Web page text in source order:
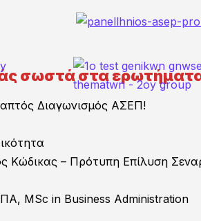
σωστά στα
Διαγωνισμός ΑΣΕΠ!
Κώδικας – Πρότυπη Επίλυση
MSc in Business Administration